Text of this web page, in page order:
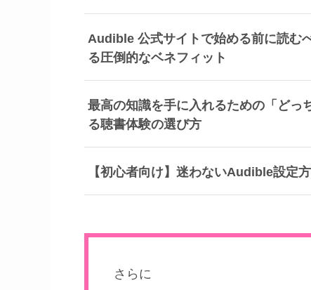
Audible 公式サイトで始める前に読む
る圧倒的なベネフィット
最高の知識を手に入れるための「どっ
る聴書体験の選び方
【初心者向け】迷わないAudible設定
さらに